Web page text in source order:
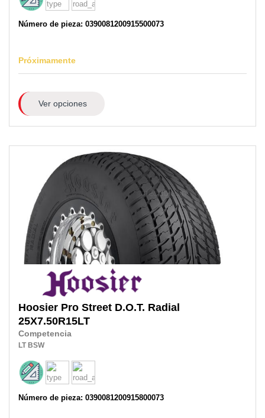
Número de pieza: 0390081200915500073
Próximamente
Ver opciones
Hoosier Pro Street D.O.T. Radial
25X7.50R15LT
Competencia
LT BSW
Número de pieza: 0390081200915800073